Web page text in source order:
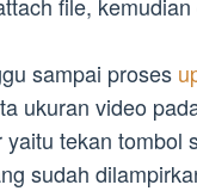
file,
sampai proses
ukuran video
tekan tombol
sudah